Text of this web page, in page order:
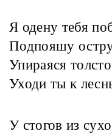
Я одену тебя
Подпояшу
Упираяся
Уходи ты к
У стогов из